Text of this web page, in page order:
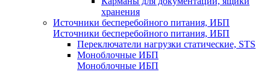
хранения
Источники бесперебойного питания, ИБП
Источники бесперебойного питания, ИБП
Переключатели нагрузки статические, STS
Моноблочные ИБП
Моноблочные ИБП